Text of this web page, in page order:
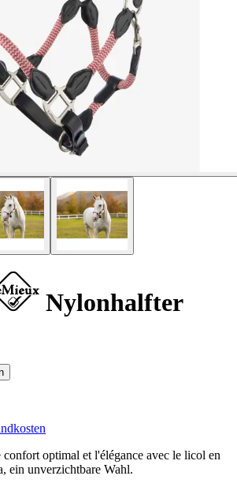
Nylonhalfter
optimal et l'élégance avec le licol en
ein unverzichtbare Wahl.